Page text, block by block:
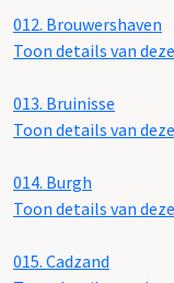
012. Brouwershaven
Toon details van
013. Bruinisse
Toon details van
014. Burgh
Toon details van
015. Cadzand